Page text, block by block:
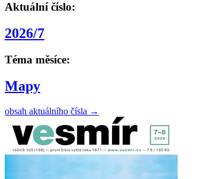
Aktuální číslo:
2026/7
Téma měsíce:
Mapy
obsah aktuálního čísla →